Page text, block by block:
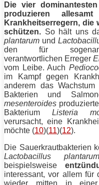
Die vier
produzieren
Krankheitserregern, die
schützen. So hält uns
plantarum und
den für
verantwortlichen Erreger
vom Leibe. Auch
im Kampf gegen
anderem das
Bakterien und
mesenteroides
Bakterium Listeria
verursacht, eine
möchte (10)(11)(12).
Die Sauerkrautbakterien
Lactobacillus plantarum
beispielsweise
interessant, vor allem für
wieder mitten in